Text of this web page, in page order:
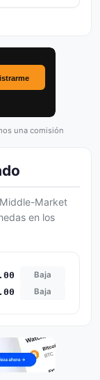
una comisión
Market
en los
Baja
Baja